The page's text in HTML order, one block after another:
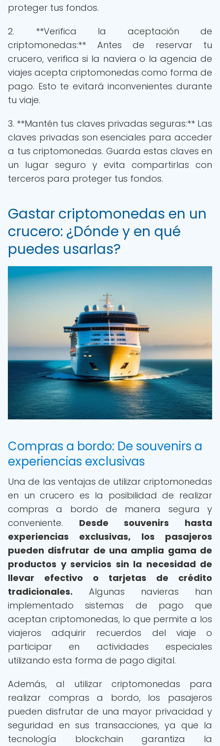
proteger tus fondos.
2. **Verifica la aceptación de
criptomonedas:** Antes de reservar tu
crucero, verifica si la naviera o la agencia de
viajes acepta criptomonedas como forma de
pago. Esto te evitará inconvenientes durante
tu viaje.
3. **Mantén tus claves privadas seguras:** Las
claves privadas son esenciales para acceder
a tus criptomonedas. Guarda estas claves en
un lugar seguro y evita compartirlas con
terceros para proteger tus fondos.
Gastar criptomonedas en un
crucero: ¿Dónde y en qué
puedes usarlas?
Compras a bordo: De souvenirs a
experiencias exclusivas
Una de las ventajas de utilizar criptomonedas
en un crucero es la posibilidad de realizar
compras a bordo de manera segura y
conveniente. Desde souvenirs hasta
experiencias exclusivas, los pasajeros
pueden disfrutar de una amplia gama de
productos y servicios sin la necesidad de
llevar efectivo o tarjetas de crédito
tradicionales. Algunas navieras han
implementado sistemas de pago que
aceptan criptomonedas, lo que permite a los
viajeros adquirir recuerdos del viaje o
participar en actividades especiales
utilizando esta forma de pago digital.
Además, al utilizar criptomonedas para
realizar compras a bordo, los pasajeros
pueden disfrutar de una mayor privacidad y
seguridad en sus transacciones, ya que la
tecnología blockchain garantiza la